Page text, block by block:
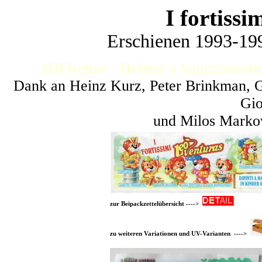
I
Erschienen 1993-
HJFHenze - Helmut´s
Dank an Heinz Kurz, Peter Brinkman,
und Milos
zur Beipackzettelübersicht ---->
zu weiteren Variationen und UV-Varianten ---->